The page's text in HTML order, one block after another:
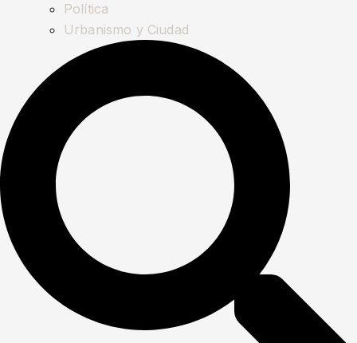
Política
Urbanismo y Ciudad